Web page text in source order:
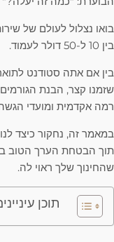
בואו נצלול לעולם של
בין 10 ל-50 דולר לעמוד.
בין אם אתה סטודנט
שזמנו קצר, הבנת
רמה אקדמית ומועדי
במאמר זה, נחקור כיצד
תוך הבטחת הערך הטוב
שהחינוך שלך ראוי לה.
תוכן